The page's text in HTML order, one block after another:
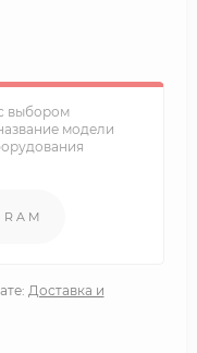
выбором
модели
Доставка и